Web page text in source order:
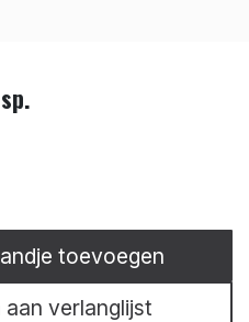
toevoegen
verlanglijst